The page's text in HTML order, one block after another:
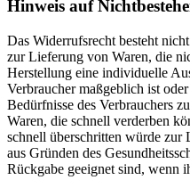
Hinweis auf
Das Widerrufsrecht besteht
zur Lieferung von Waren, die
Herstellung eine individuelle
Verbraucher maßgeblich ist
Bedürfnisse des Verbrauchers
Waren, die schnell verderben
schnell überschritten würde zur
aus Gründen des
Rückgabe geeignet sind, wenn